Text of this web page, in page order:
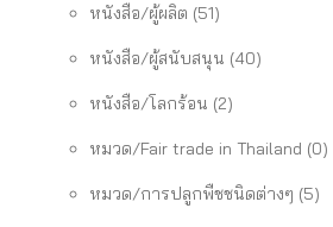
หนังสือ/ผู้ผลิต (51)
หนังสือ/ผู้สนับสนุน (40)
หนังสือ/โลกร้อน (2)
หมวด/Fair trade in Thailand (0)
หมวด/การปลูกพืชชนิดต่างๆ (5)